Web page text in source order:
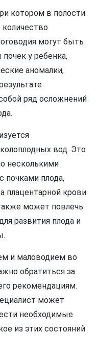
котором в полости
могут быть
у ребенка,
аномалии,
ряд осложнений
вод. Это
несколькими
почками плода,
плацентарной крови
может повлечь
развития плода и
и маловодием во
обратиться за
рекомендациям.
может
необходимые
из этих состояний